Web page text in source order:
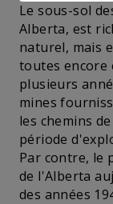
Le sous-sol
Alberta, est
naturel, mais
toutes encore
plusieurs
mines
les chemins
période
Par contre, le
de l'Alberta
des années